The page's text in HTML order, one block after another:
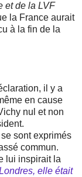
et de la LVF
la France aurait
à la fin de la
il y a
en cause
nul et non
sont exprimés
commun.
lui inspirait la
elle était